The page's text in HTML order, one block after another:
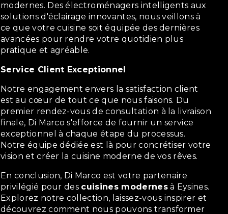
modernes. Des électroménagers intelligents aux
solutions d'éclairage innovantes, nous veillons à
ce que votre cuisine soit équipée des dernières
avancées pour rendre votre quotidien plus
pratique et agréable.
Service Client Exceptionnel
Notre engagement envers la satisfaction client
est au cœur de tout ce que nous faisons. Du
premier rendez-vous de consultation à la livraison
finale, Di Marco s'efforce de fournir un service
exceptionnel à chaque étape du processus.
Notre équipe dédiée est là pour concrétiser votre
vision et créer la cuisine moderne de vos rêves.
En conclusion, Di Marco est votre partenaire
privilégié pour des cuisines modernesà Eysines.
Explorez notre collection, laissez-vous inspirer et
découvrez comment nous pouvons transformer